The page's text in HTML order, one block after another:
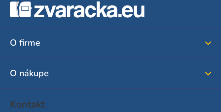
O firme
O nákupe
Kontakt